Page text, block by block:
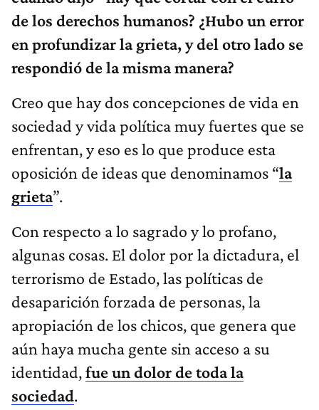
de los derechos humanos? ¿Hubo un error
en profundizar la grieta, y del otro lado se
respondió de la misma manera?
Creo que hay dos concepciones de vida en
sociedad y vida política muy fuertes que se
enfrentan, y eso es lo que produce esta
oposición de ideas que denominamos “la
grieta”.
Con respecto a lo sagrado y lo profano,
algunas cosas. El dolor por la dictadura, el
terrorismo de Estado, las políticas de
desaparición forzada de personas, la
apropiación de los chicos, que genera que
aún haya mucha gente sin acceso a su
identidad,fue un dolor de toda la
sociedad.